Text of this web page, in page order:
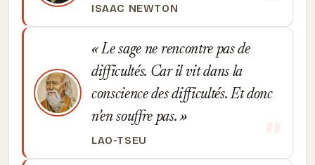
ISAAC NEWTON
Le sage ne rencontre pas de
difficultés. Car il vit dans la
conscience des difficultés. Et donc
n'en souffre pas.
LAO-TSEU